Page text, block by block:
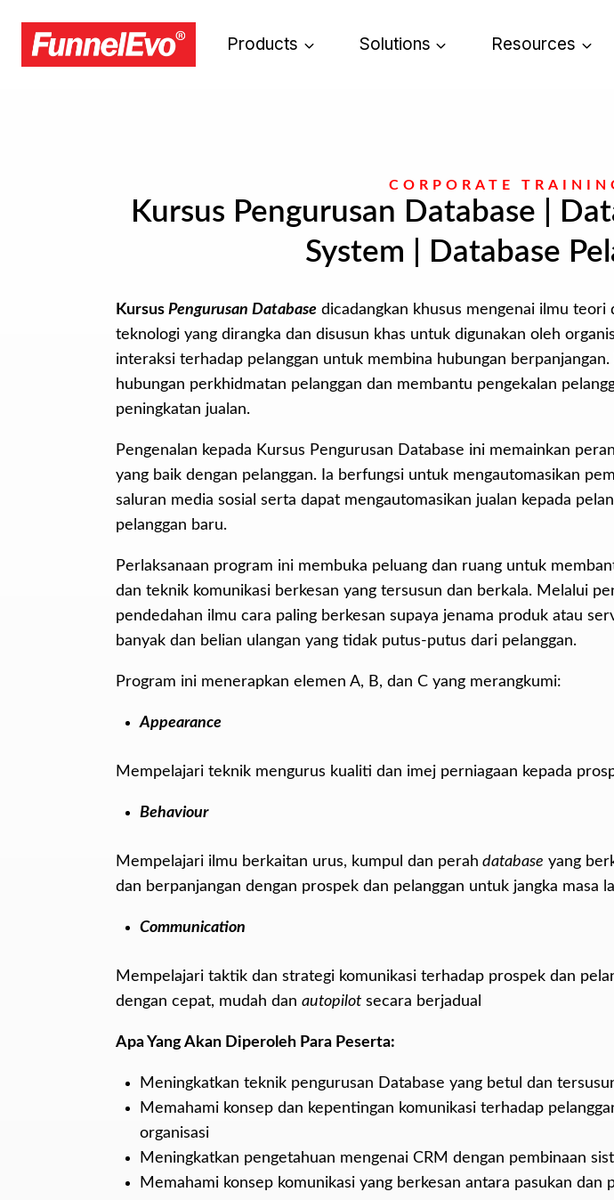
Products Solutions Resources
CORPORATE
Kursus Pengurusan Database |
System | Database
Kursus Pengurusan Database dicadangkan khusus mengenai ilmu
teknologi yang dirangka dan disusun khas untuk digunakan oleh
interaksi terhadap pelanggan untuk membina hubungan
hubungan perkhidmatan pelanggan dan membantu pengekalan
peningkatan jualan.
Pengenalan kepada Kursus Pengurusan Database ini memainkan
yang baik dengan pelanggan. Ia berfungsi untuk mengautomasikan
saluran media sosial serta dapat mengautomasikan jualan kepada
pelanggan baru.
Perlaksanaan program ini membuka peluang dan ruang untuk
dan teknik komunikasi berkesan yang tersusun dan berkala. Melalui
pendedahan ilmu cara paling berkesan supaya jenama produk atau
banyak dan belian ulangan yang tidak putus-putus dari pelanggan.
Program ini menerapkan elemen A, B, dan C yang merangkumi:
Appearance
Mempelajari teknik mengurus kualiti dan imej perniagaan kepada
Behaviour
Mempelajari ilmu berkaitan urus, kumpul dan perah database yang
dan berpanjangan dengan prospek dan pelanggan untuk jangka masa
Communication
Mempelajari taktik dan strategi komunikasi terhadap prospek dan
dengan cepat, mudah dan autopilot secara berjadual
Apa Yang Akan Diperoleh Para Peserta:
Meningkatkan teknik pengurusan Database yang betul dan
Memahami konsep dan kepentingan komunikasi terhadap
organisasi
Meningkatkan pengetahuan mengenai CRM dengan pembinaan
Memahami konsep komunikasi yang berkesan antara pasukan dan